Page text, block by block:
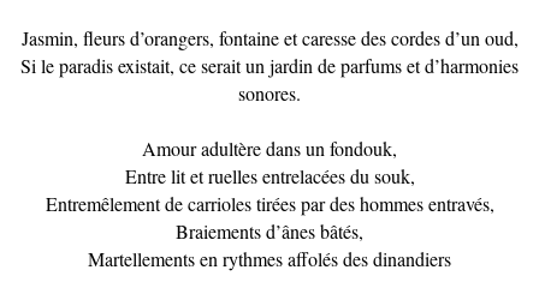
Jasmin, fleurs d’orangers, fontaine et caresse des cordes d’un oud,
Si le paradis existait, ce serait un jardin de parfums et d’harmonies
sonores.
Amour adultère dans un fondouk,
Entre lit et ruelles entrelacées du souk,
Entremêlement de carrioles tirées par des hommes entravés,
Braiements d’ânes bâtés,
Martellements en rythmes affolés des dinandiers